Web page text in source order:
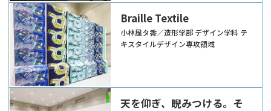
Braille Textile
小林風タ香／造形学部 デザイン学科 テ
キスタイルデザイン専攻領域
天を仰ぎ、睨みつける。そ